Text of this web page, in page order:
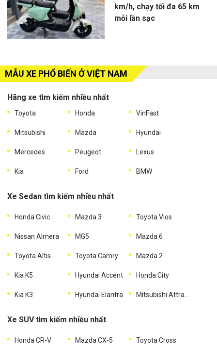
km/h, chạy tối đa 65 km
mỗi lần sạc
MẪU XE PHỔ BIẾN Ở VIỆT NAM
Hãng xe tìm kiếm nhiều nhất
Toyota Honda VinFast
Mitsubishi Mazda Hyundai
Mercedes Peugeot Lexus
Kia Ford BMW
Xe Sedan tìm kiếm nhiều nhất
Honda Civic Mazda 3 Toyota Vios
Nissan Almera MG5 Mazda 6
Toyota Altis Toyota Camry Mazda 2
Kia K5 Hyundai Accent Honda City
Kia K3 Hyundai Elantra
Xe SUV tìm kiếm nhiều nhất
Honda CR-V Mazda CX-5 Toyota Cross